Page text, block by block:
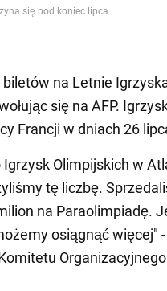
się pod koniec lipca
na Letnie
się na AFP.
Francji w dniach 26
Igrzysk Olimpijskich w
tę liczbę.
na Paraolimpiadę.
osiągnąć więcej" -